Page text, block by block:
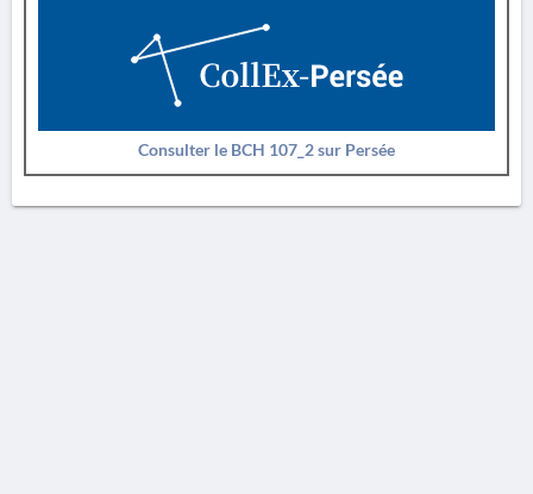
Consulter le BCH 107_2 sur Persée